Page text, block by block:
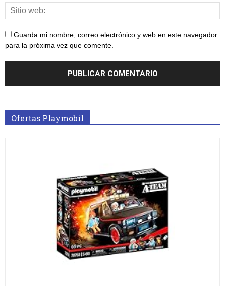
Guarda mi nombre, correo electrónico y web en este navegador
para la próxima vez que comente.
Ofertas Playmobil